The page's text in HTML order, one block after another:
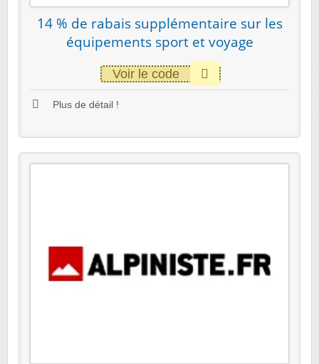
14 % de rabais supplémentaire sur les
équipements sport et voyage
Voir le code
Plus de détail !